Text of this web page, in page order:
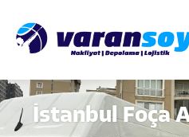
İstanbul Foça